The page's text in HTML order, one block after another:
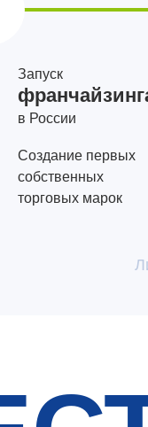
Запуск
в России
Создание первых
собственных
торговых марок